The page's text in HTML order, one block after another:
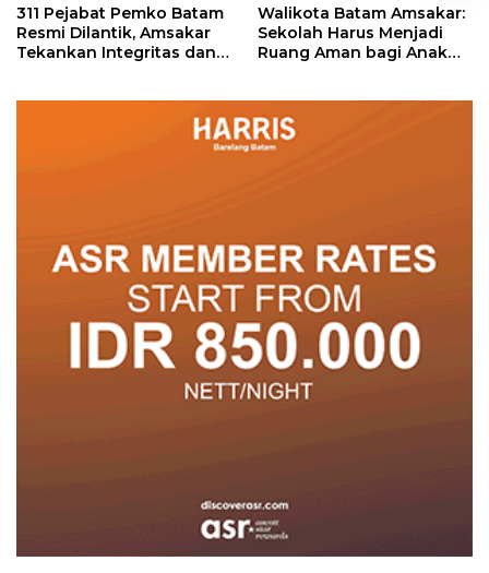
311 Pejabat Pemko Batam
Resmi Dilantik, Amsakar
Tekankan Integritas dan
Walikota Batam Amsakar:
Sekolah Harus Menjadi
Ruang Aman bagi Anak